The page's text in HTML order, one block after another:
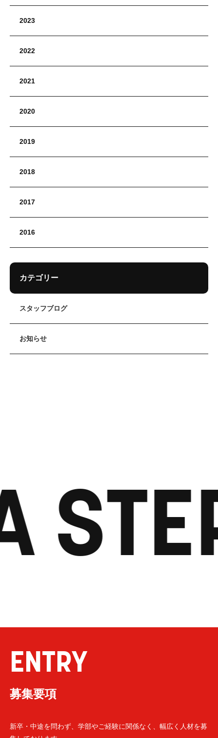
2023
2022
2021
2020
2019
2018
2017
2016
カテゴリー
スタッフブログ
お知らせ
ENTRY
募集要項
新卒・中途を問わず、学部やご経験に関係なく、幅広く人材を募